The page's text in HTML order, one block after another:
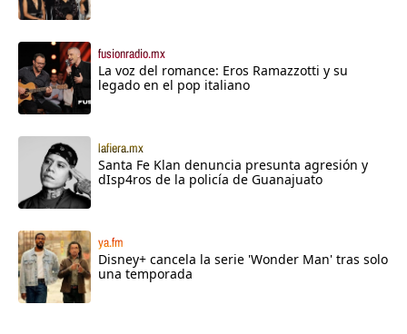
fusionradio.mx
La voz del romance: Eros Ramazzotti y su
legado en el pop italiano
lafiera.mx
Santa Fe Klan denuncia presunta agresión y
dIsp4ros de la policía de Guanajuato
ya.fm
Disney+ cancela la serie 'Wonder Man' tras solo
una temporada